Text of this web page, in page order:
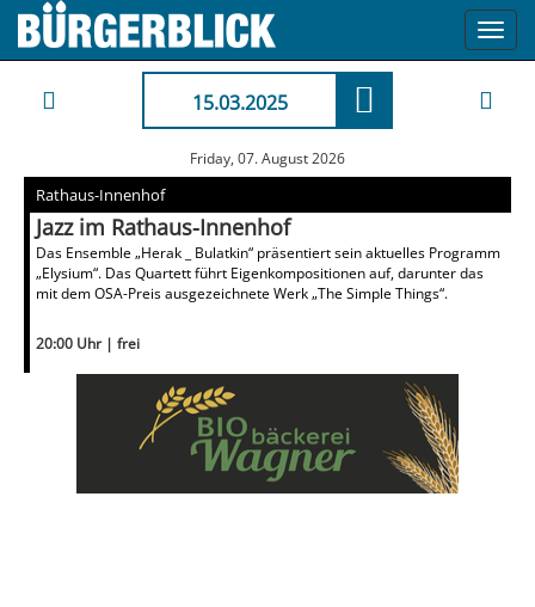
15.03.2025
Friday, 07. August 2026
Rathaus-Innenhof
Jazz im Rathaus-Innenhof
Das Ensemble „Herak _ Bulatkin“ präsentiert sein aktuelles Programm
„Elysium“. Das Quartett führt Eigenkompositionen auf, darunter das
mit dem OSA-Preis ausgezeichnete Werk „The Simple Things“.
20:00 Uhr | frei